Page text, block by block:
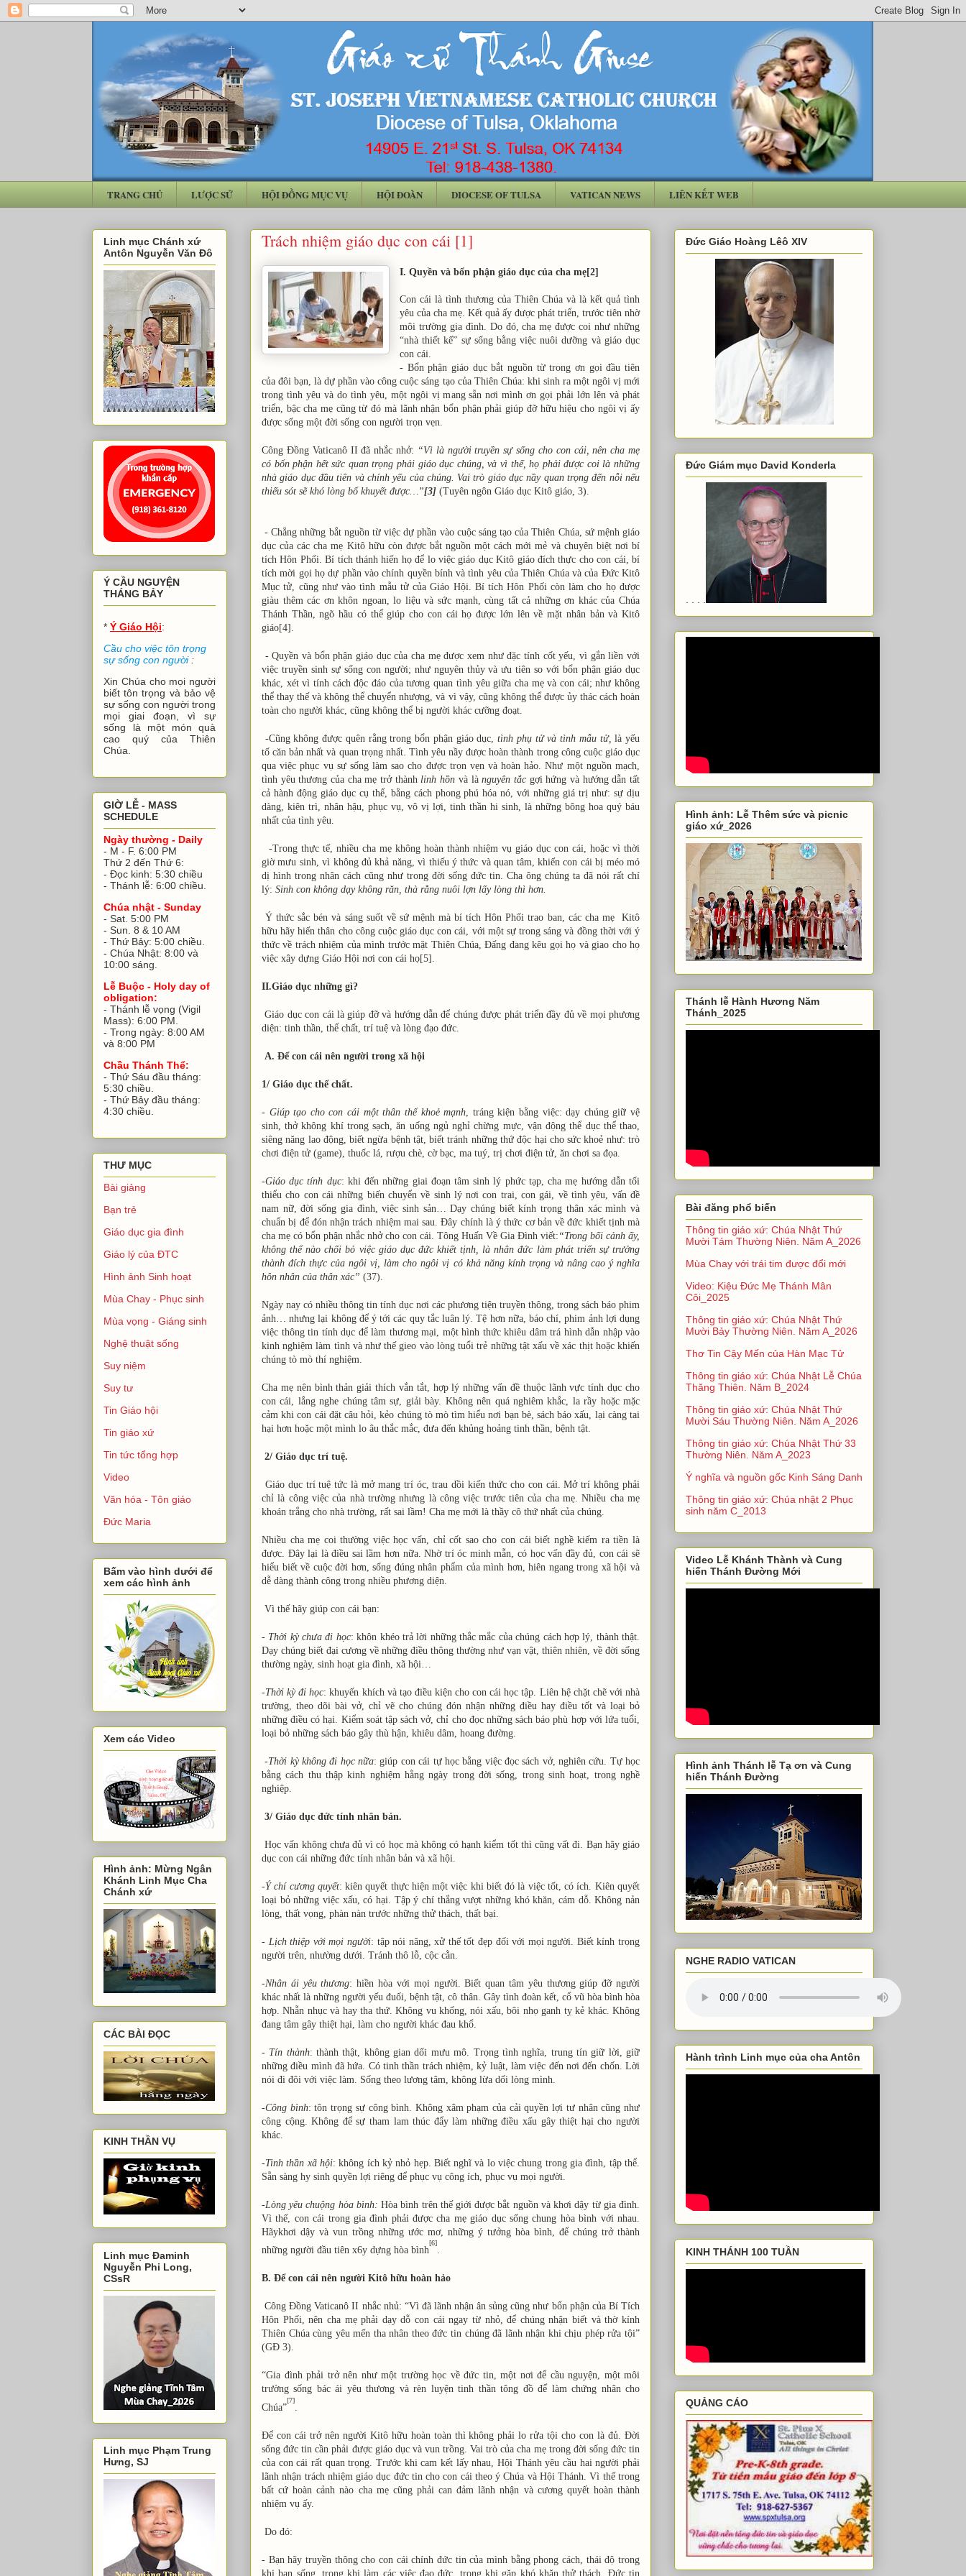
TRANG CHỦ LƯỢC SỬ HỘI ĐỒNG MỤC VỤ HỘI ĐOÀN DIOCESE OF TULSA VATICAN NEWS LIÊN KẾT WEB
Trách nhiệm giáo dục con cái [1]
I. Quyền và bổn phận giáo dục của cha mẹ[2]
Con cái là tình thương của Thiên Chúa và là kết quả tình
yêu của cha mẹ. Kết quả ấy được phát triển, trước tiên nhờ
môi trường gia đình. Do đó, cha mẹ được coi như những
“nhà thiết kế” sự sống bằng việc nuôi dưỡng và giáo dục
con cái.
- Bổn phận giáo dục bắt nguồn từ trong ơn gọi đầu tiên
của đôi bạn, là dự phần vào công cuộc sáng tạo của Thiên Chúa: khi sinh ra một ngôi vị mới
trong tình yêu và do tình yêu, một ngôi vị mang sẵn nơi mình ơn gọi phải lớn lên và phát
triển, bậc cha mẹ cũng từ đó mà lãnh nhận bổn phận phải giúp đỡ hữu hiệu cho ngôi vị ấy
được sống một đời sống con người trọn vẹn.
Công Đồng Vaticanô II đã nhắc nhở: “Vì là người truyền sự sống cho con cái, nên cha mẹ
có bổn phận hết sức quan trọng phải giáo dục chúng, và vì thế, họ phải được coi là những
nhà giáo dục đầu tiên và chính yếu của chúng. Vai trò giáo dục nầy quan trọng đến nỗi nếu
thiếu sót sẽ khó lòng bổ khuyết được…”[3] (Tuyên ngôn Giáo dục Kitô giáo, 3).
- Chẳng những bắt nguồn từ việc dự phần vào cuộc sáng tạo của Thiên Chúa, sứ mệnh giáo
dục của các cha mẹ Kitô hữu còn được bắt nguồn một cách mới mẻ và chuyên biệt nơi bí
tích Hôn Phối. Bí tích thánh hiến họ để lo việc giáo dục Kitô giáo đích thực cho con cái, bí
tích mời gọi họ dự phần vào chính quyền bính và tình yêu của Thiên Chúa và của Đức Kitô
Mục tử, cũng như vào tình mẫu tử của Giáo Hội. Bí tích Hôn Phối còn làm cho họ được
giàu thêm các ơn khôn ngoan, lo liệu và sức mạnh, cùng tất cả những ơn khác của Chúa
Thánh Thần, ngõ hầu có thể giúp cho con cái họ được lớn lên về mặt nhân bản và Kitô
giáo[4].
- Quyền và bổn phận giáo dục của cha mẹ được xem như đặc tính cốt yếu, vì gắn liền với
việc truyền sinh sự sống con người; như nguyên thủy và ưu tiên so với bổn phận giáo dục
khác, xét vì tính cách độc đáo của tương quan tình yêu giữa cha mẹ và con cái; như không
thể thay thế và không thể chuyển nhượng, và vì vậy, cũng không thể được ủy thác cách hoàn
toàn cho người khác, cũng không thể bị người khác cưỡng đoạt.
-Cũng không được quên rằng trong bổn phận giáo dục,tình phụ tử và tình mẫu tử,là yếu
tố căn bản nhất và quan trọng nhất. Tình yêu nầy được hoàn thành trong công cuộc giáo dục
qua việc phục vụ sự sống làm sao cho được trọn vẹn và hoàn hảo. Như một nguồn mạch,
tình yêu thương của cha mẹ trở thành linh hồn và lànguyên tắc gợi hứng và hướng dẫn tất
cả hành động giáo dục cụ thể, bằng cách phong phú hóa nó, với những giá trị như: sự dịu
dàng, kiên trì, nhân hậu, phục vụ, vô vị lợi, tinh thần hi sinh, là những bông hoa quý báu
nhất của tình yêu.
-Trong thực tế, nhiều cha mẹ không hoàn thành nhiệm vụ giáo dục con cái, hoặc vì thời
giờ mưu sinh, vì không đủ khả năng, vì thiếu ý thức và quan tâm, khiến con cái bị méo mó
dị hình trong nhân cách cũng như trong đời sống đức tin. Cha ông chúng ta đã nói rất chí
lý: Sinh con không dạy không răn, thà rằng nuôi lợn lấy lòng thì hơn.
Ý thức sắc bén và sáng suốt về sứ mệnh mà bí tích Hôn Phối trao ban, các cha mẹ Kitô
hữu hãy hiến thân cho công cuộc giáo dục con cái, với một sự trong sáng và đồng thời với ý
thức về trách nhiệm của mình trước mặt Thiên Chúa, Đấng đang kêu gọi họ và giao cho họ
việc xây dựng Giáo Hội nơi con cái họ[5].
II.Giáo dục những gì?
Giáo dục con cái là giúp đỡ và hướng dẫn để chúng được phát triển đầy đủ về mọi phương
diện: tinh thần, thể chất, trí tuệ và lòng đạo đức.
A. Để con cái nên người trong xã hội
1/ Giáo dục thể chất.
- Giúp tạo cho con cái một thân thể khoẻ mạnh , tráng kiện bằng việc: dạy chúng giữ vệ
sinh, thở không khí trong sạch, ăn uống ngủ nghỉ chừng mực, vận động thể dục thể thao,
siêng năng lao động, biết ngừa bệnh tật, biết tránh những thứ độc hại cho sức khoẻ như: trò
chơi điện tử (game), thuốc lá, rượu chè, cờ bạc, ma tuý, trị chơi điện tử, ăn chơi sa đọa.
-Giáo dục tính dục: khi đến những giai đoạn tâm sinh lý phức tạp, cha mẹ hướng dẫn tối
thiểu cho con cái những biến chuyển về sinh lý nơi con trai, con gái, về tình yêu, vấn đề
nam nữ, đời sống gia đình, việc sinh sản… Dạy chúng biết kính trọng thân xác mình và
chuẩn bị để đón nhận trách nhiệm mai sau. Đây chính là ý thức cơ bản về đức khiết tịnh mà
cha mẹ có bổn phận nhắc nhở cho con cái. Tông Huấn Về Gia Đình viết: “Trong bối cảnh ấy,
không thể nào chối bỏ việc giáo dục đức khiết tịnh, là nhân đức làm phát triển sự trưởng
thành đích thực của ngôi vị, làm cho ngôi vị có khả năng kính trọng và nâng cao ý nghĩa
hôn nhân của thân xác” (37).
Ngày nay có nhiều thông tin tính dục nơi các phương tiện truyền thông, trong sách báo phim
ảnh… nhưng lại không để ý tới các quy tắc luân lý. Tệ hơn nữa, báo chí, phim ảnh lợi dụng
việc thông tin tính dục để làm thương mại, một hình thức khiêu dâm trá hình dẫn nhập vào
kinh nghiệm làm tình và như thế gieo vào lòng tuổi trẻ những tật xấu về xác thịt hoặc khiến
chúng tò mò thí nghiệm.
Cha mẹ nên bình thản giải thích vắn tắt, hợp lý những vấn đề thuộc lãnh vực tính dục cho
con cái, lắng nghe chúng tâm sự, giải bày. Không nên quá nghiêm khắc, la rầy hoặc mặc
cảm khi con cái đặt câu hỏi, kẻo chúng tò mò tìm hiểu nơi bạn bè, sách báo xấu, lại càng tai
hại hơn hoặc một mình lo âu thắc mắc, đưa đến khủng hoảng tinh thần, bệnh tật.
2/ Giáo dục trí tuệ.
Giáo dục trí tuệ tức là mở mang trí óc, trau dồi kiến thức cho con cái. Mở trí không phải
chỉ là công việc của nhà trường nhưng là công việc trước tiên của cha mẹ. Nhiều cha mẹ
khoán trắng cho nhà trường, rất sai lầm! Cha mẹ mới là thầy cô thứ nhất của chúng.
Nhiều cha mẹ coi thường việc học vấn, chỉ cốt sao cho con cái biết nghề kiếm ra tiền là
được. Đây lại là điều sai lầm hơn nữa. Nhờ trí óc minh mẫn, có học vấn đầy đủ, con cái sẽ
hiểu biết về cuộc đời hơn, sống đúng nhân phẩm của mình hơn, hiên ngang trong xã hội và
dễ dàng thành công trong nhiều phương diện.
Vì thế hãy giúp con cái bạn:
- Thời kỳ chưa đi học: khôn khéo trả lời những thắc mắc của chúng cách hợp lý, thành thật.
Dạy chúng biết đại cương về những điều thông thường như vạn vật, thiên nhiên, về đời sống
thường ngày, sinh hoạt gia đình, xã hội…
-Thời kỳ đi học: khuyến khích và tạo điều kiện cho con cái học tập. Liên hệ chặt chẽ với nhà
trường, theo dõi bài vở, chỉ vẽ cho chúng đón nhận những điều hay điều tốt và loại bỏ
những điều có hại. Kiểm soát tập sách vở, chỉ cho đọc những sách báo phù hợp với lứa tuổi,
loại bỏ những sách báo gây thù hận, khiêu dâm, hoang đường.
-Thời kỳ không đi học nữa: giúp con cái tự học bằng việc đọc sách vở, nghiên cứu. Tự học
bằng cách thu thập kinh nghiệm hằng ngày trong đời sống, trong sinh hoạt, trong nghề
nghiệp.
3/ Giáo dục đức tính nhân bản.
Học vấn không chưa đủ vì có học mà không có hạnh kiểm tốt thì cũng vất đi. Bạn hãy giáo
dục con cái những đức tính nhân bản và xã hội.
-Ý chí cương quyết: kiên quyết thực hiện một việc khi biết đó là việc tốt, có ích. Kiên quyết
loại bỏ những việc xấu, có hại. Tập ý chí thắng vượt những khó khăn, cám dỗ. Không nản
lòng, thất vọng, phàn nàn trước những thử thách, thất bại.
- Lịch thiệp với mọi người: tập nói năng, xử thế tốt đẹp đối với mọi người. Biết kính trọng
người trên, nhường dưới. Tránh thô lỗ, cộc cằn.
-Nhân ái yêu thương: hiền hòa với mọi người. Biết quan tâm yêu thương giúp đỡ người
khác nhất là những người yếu đuối, bệnh tật, cô thân. Gây tình đoàn kết, cổ vũ hòa bình hòa
hợp. Nhẫn nhục và hay tha thứ. Không vu khống, nói xấu, bôi nhọ ganh tỵ kẻ khác. Không
đang tâm gây thiệt hại, làm cho người khác đau khổ.
- Tín thành: thành thật, không gian dối mưu mô. Trọng tình nghĩa, trung tín giữ lời, giữ
những điều mình đã hứa. Có tinh thần trách nhiệm, kỷ luật, làm việc đến nơi đến chốn. Lời
nói đi đôi với việc làm. Sống theo lương tâm, không lừa dối lòng mình.
-Công bình: tôn trọng sự công bình. Không xâm phạm của cải quyền lợi tư nhân cũng như
công cộng. Không để sự tham lam thúc đẩy làm những điều xấu gây thiệt hại cho người
khác.
-Tinh thần xã hội: không ích kỷ nhỏ hẹp. Biết nghĩ và lo việc chung trong gia đình, tập thể.
Sẵn sàng hy sinh quyền lợi riêng để phục vụ công ích, phục vụ mọi người.
-Lòng yêu chuộng hòa bình: Hòa bình trên thế giới được bắt nguồn và khơi dậy từ gia đình.
Vì thế, con cái trong gia đình phải được cha mẹ giáo dục sống chung hòa bình với nhau.
Hãykhơi dậy và vun trồng những ước mơ, những ý tưởng hòa bình, để chúng trở thành
những người đầu tiên x6y dựng hòa bình
[6]
.
B. Để con cái nên người Kitô hữu hoàn hảo
Công Đồng Vaticanô II nhắc nhủ: “Vì đã lãnh nhận ân sủng cũng như bổn phận của Bí Tích
Hôn Phối, nên cha mẹ phải dạy dỗ con cái ngay từ nhỏ, để chúng nhận biết và thờ kính
Thiên Chúa cùng yêu mến tha nhân theo đức tin chúng đã lãnh nhận khi chịu phép rửa tội”
(GĐ 3).
“Gia đình phải trở nên như một trường học về đức tin, một nơi để cầu nguyện, một môi
trường sống bác ái yêu thương và rèn luyện tinh thần tông đồ để làm chứng nhân cho
Chúa”
[7]
Để con cái trở nên người Kitô hữu hoàn toàn thì không phải lo rửa tội cho con là đủ. Đời
sống đức tin cần phải được giáo dục và vun trồng. Vai trò của cha mẹ trong đời sống đức tin
của con cái rất quan trọng. Trước khi cam kết lấy nhau, Hội Thánh yêu cầu hai người phải
lãnh nhận trách nhiệm giáo dục đức tin cho con cái theo ý Chúa và Hội Thánh. Vì thế trong
bất cứ hoàn cảnh nào cha mẹ cũng phải can đảm lãnh nhận và cương quyết hoàn thành
nhiệm vụ ấy.
Do đó:
- Bạn hãy truyền thông cho con cái chính đức tin của mình bằng phong cách, thái độ trong
khi bạn sống, trong khi làm các việc đạo đức, trong khi gặp khó khăn thử thách. Đức tin
Linh mục Chánh xứ
Antôn Nguyễn Văn Đô
Ý CẦU NGUYỆN
THÁNG BẢY
* Ý Giáo Hội:
Cầu cho việc tôn trọng
sự sống con người:
Xin Chúa cho mọi người
biết tôn trọng và bảo vệ
sự sống con người trong
mọi giai đoạn, vì sự
sống là một món quà
cao quý của Thiên
Chúa.
GIỜ LỄ - MASS
SCHEDULE
Ngày thường - Daily
- M - F. 6:00 PM
Thứ 2 đến Thứ 6:
- Đọc kinh: 5:30 chiều
- Thánh lễ: 6:00 chiều.
Chúa nhật - Sunday
- Sat. 5:00 PM
- Sun. 8 & 10 AM
- Thứ Bảy: 5:00 chiều.
- Chúa Nhật: 8:00 và
10:00 sáng.
Lễ Buộc - Holy day of
obligation:
- Thánh lễ vọng (Vigil
Mass): 6:00 PM.
- Trong ngày: 8:00 AM
và 8:00 PM
Chầu Thánh Thể:
- Thứ Sáu đầu tháng:
5:30 chiều.
- Thứ Bảy đầu tháng:
4:30 chiều.
THƯ MỤC
Bài giảng
Bạn trẻ
Giáo dục gia đình
Giáo lý của ĐTC
Hình ảnh Sinh hoạt
Mùa Chay - Phục sinh
Mùa vọng - Giáng sinh
Nghệ thuật sống
Suy niệm
Suy tư
Tin Giáo hội
Tin giáo xứ
Tin tức tổng hợp
Video
Văn hóa - Tôn giáo
Đức Maria
Bấm vào hình dưới để
xem các hình ảnh
Xem các Video
Hình ảnh: Mừng Ngân
Khánh Linh Mục Cha
Chánh xứ
CÁC BÀI ĐỌC
KINH THẦN VỤ
Linh mục Đaminh
Nguyễn Phi Long,
CSsR
Linh mục Phạm Trung
Hưng, SJ
Đức Giáo Hoàng Lêô XIV
Đức Giám mục David Konderla
. . . .
Hình ảnh: Lễ Thêm sức và picnic
giáo xứ_2026
Thánh lễ Hành Hương Năm
Thánh_2025
Bài đăng phổ biến
Thông tin giáo xứ: Chúa Nhật Thứ
Mười Tám Thường Niên. Năm A_2026
Mùa Chay với trái tim được đổi mới
Video: Kiệu Đức Mẹ Thánh Mân
Côi_2025
Thông tin giáo xứ: Chúa Nhật Thứ
Mười Bảy Thường Niên. Năm A_2026
Thơ Tin Cậy Mến của Hàn Mạc Tử
Thông tin giáo xứ: Chúa Nhật Lễ Chúa
Thăng Thiên. Năm B_2024
Thông tin giáo xứ: Chúa Nhật Thứ
Mười Sáu Thường Niên. Năm A_2026
Thông tin giáo xứ: Chúa Nhật Thứ 33
Thường Niên. Năm A_2023
Ý nghĩa và nguồn gốc Kinh Sáng Danh
Thông tin giáo xứ: Chúa nhật 2 Phục
sinh năm C_2013
Video Lễ Khánh Thành và Cung
hiến Thánh Đường Mới
Hình ảnh Thánh lễ Tạ ơn và Cung
hiến Thánh Đường
NGHE RADIO VATICAN
Hành trình Linh mục của cha Antôn
KINH THÁNH 100 TUẦN
QUẢNG CÁO